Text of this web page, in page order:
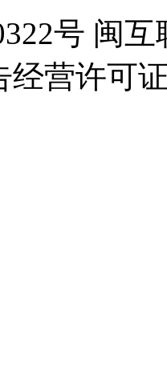
号 闽
经营许可